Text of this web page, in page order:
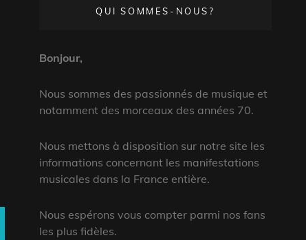
QUI SOMMES-NOUS?
Bonjour,
Nous sommes des passionnés de musique et
notamment des morceaux des années 70.
Nous mettons à disposition sur notre site les
informations concernant les manifestations
musicales dans la France entière.
Nous espérons vous compter parmi nos fans
les plus fidèles.